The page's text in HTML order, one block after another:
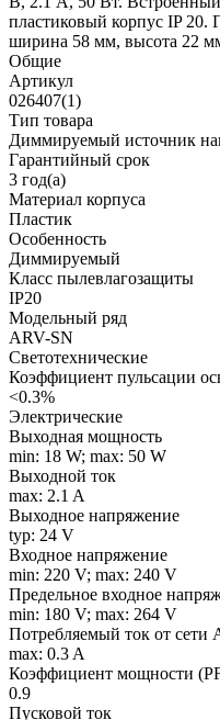
пластиковый корпус IP 20.
ширина 58 мм, высота 22
Общие
Артикул
026407(1)
Тип товара
Диммируемый источник
Гарантийный срок
3 год(а)
Материал корпуса
Пластик
Особенность
Диммируемый
Класс пылевлагозащиты
IP20
Модельный ряд
ARV-SN
Светотехнические
Коэффициент пульсации
<0.3%
Электрические
Выходная мощность
min: 18 W; max: 50 W
Выходной ток
max: 2.1 A
Выходное напряжение
typ: 24 V
Входное напряжение
min: 220 V; max: 240 V
Предельное входное
min: 180 V; max: 264 V
Потребляемый ток от сети
max: 0.3 A
Коэффициент мощности
0.9
Пусковой ток